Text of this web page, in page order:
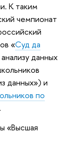
К таким
чемпионат
«Суд да
данных
данных») и
по
«Высшая